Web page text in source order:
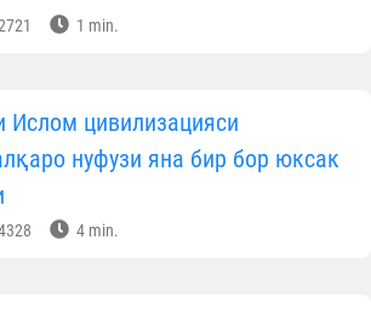
1 min.
Ислом цивилизацияси
нуфузи яна бир бор юксак
4 min.